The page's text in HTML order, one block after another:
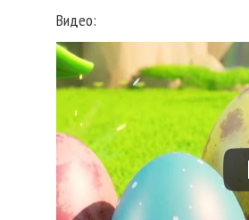
Видео: